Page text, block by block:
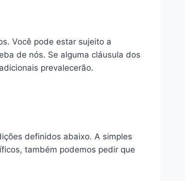
Você pode estar sujeito a
de nós. Se alguma cláusula dos
prevalecerão.
definidos abaixo. A simples
também podemos pedir que